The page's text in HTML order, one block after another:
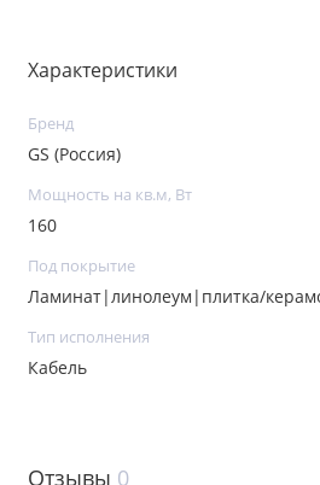
Характеристики
Бренд
GS (Россия)
Мощность на кв.м, Вт
160
Под покрытие
Ламинат|линолеум|плитка/
Тип исполнения
Кабель
Отзывы 0